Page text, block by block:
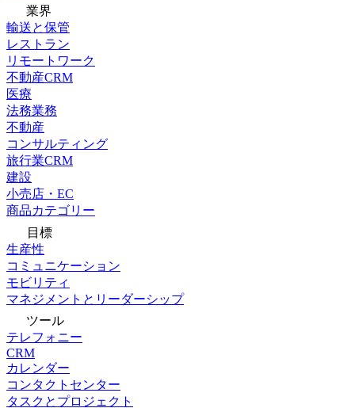
業界
輸送と保管
レストラン
リモートワーク
不動産CRM
医療
法務業務
不動産
コンサルティング
旅行業CRM
建設
小売店・EC
商品カテゴリー
目標
生産性
コミュニケーション
モビリティ
マネジメントとリーダーシップ
ツール
テレフォニー
CRM
カレンダー
コンタクトセンター
タスクとプロジェクト